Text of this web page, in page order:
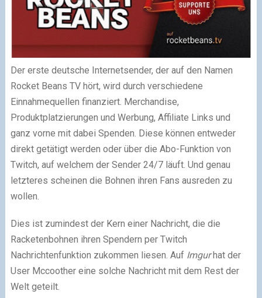
Der erste deutsche Internetsender, der auf den Namen
Rocket Beans TV hört, wird durch verschiedene
Einnahmequellen finanziert. Merchandise,
Produktplatzierungen und Werbung, Affiliate Links und
ganz vorne mit dabei Spenden. Diese können entweder
direkt getätigt werden oder über die Abo-Funktion von
Twitch, auf welchem der Sender 24/7 läuft. Und genau
letzteres scheinen die Bohnen ihren Fans ausreden zu
wollen.
Dies ist zumindest der Kern einer Nachricht, die die
Racketenbohnen ihren Spendern per Twitch
Nachrichtenfunktion zukommen liesen. Auf Imgur hat der
User Mccoother eine solche Nachricht mit dem Rest der
Welt geteilt.